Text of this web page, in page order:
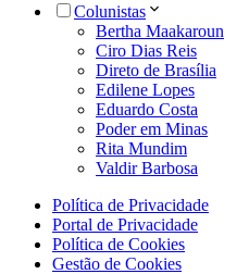
Colunistas
Bertha Maakaroun
Ciro Dias Reis
Direto de Brasília
Edilene Lopes
Eduardo Costa
Poder em Minas
Rita Mundim
Valdir Barbosa
Política de Privacidade
Portal de Privacidade
Política de Cookies
Gestão de Cookies